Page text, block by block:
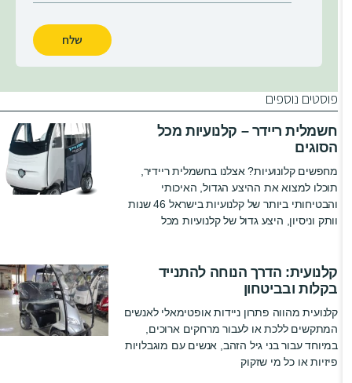
שלח
פוסטים נוספים
חשמלית ריידר – קלנועיות מכל
הסוגים
מחפשים קלונועיות? אצלנו בחשמלית ריידיר,
תוכלו למצוא את ההיצע הגדול, האיכותי
והבטיחותי ביותר של קלנועיות בישראל 46 שנות
וותק וניסיון, היצע גדול של קלנועיות מכל
קלנועית: הדרך הנוחה להתנייד
בקלות ובביטחון
קלנועית מהווה פתרון ניידות אופטימאלי לאנשים
המתקשים ללכת או לעבור מרחקים ארוכים,
במיוחד עבור בני גיל הזהב, אנשים עם מוגבלויות
פיזיות או כל מי שזקוק